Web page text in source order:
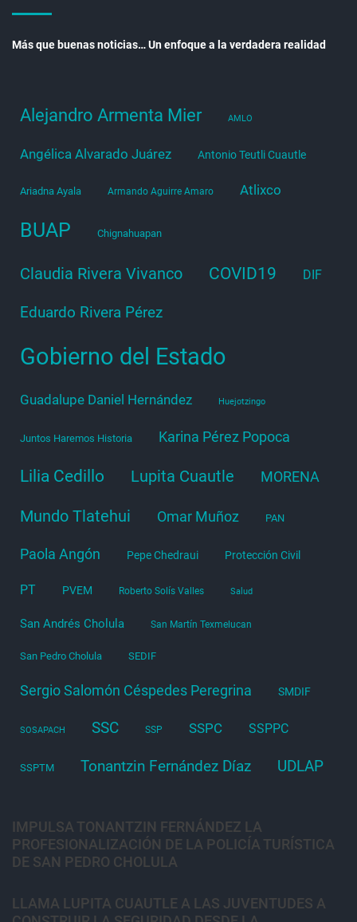
Más que buenas noticias… Un enfoque a la verdadera realidad
Alejandro Armenta Mier AMLO
Angélica Alvarado Juárez Antonio Teutli Cuautle
Ariadna Ayala Armando Aguirre Amaro Atlixco
BUAP Chignahuapan
Claudia Rivera Vivanco COVID19 DIF
Eduardo Rivera Pérez
Gobierno del Estado
Guadalupe Daniel Hernández Huejotzingo
Juntos Haremos Historia Karina Pérez Popoca
Lilia Cedillo Lupita Cuautle MORENA
Mundo Tlatehui Omar Muñoz PAN
Paola Angón Pepe Chedraui Protección Civil
PT PVEM Roberto Solís Valles Salud
San Andrés Cholula San Martín Texmelucan
San Pedro Cholula SEDIF
Sergio Salomón Céspedes Peregrina SMDIF
SOSAPACH SSC SSP SSPC SSPPC
SSPTM Tonantzin Fernández Díaz UDLAP
IMPULSA TONANTZIN FERNÁNDEZ LA
PROFESIONALIZACIÓN DE LA POLICÍA TURÍSTICA
DE SAN PEDRO CHOLULA
LLAMA LUPITA CUAUTLE A LAS JUVENTUDES A